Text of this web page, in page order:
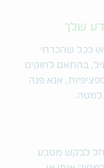
ככל שהכרחי
בהתאם לחוקים
אנא פנה
למטה.
לבקש מטבע